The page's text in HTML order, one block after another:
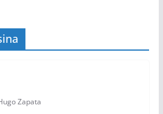
Zapata